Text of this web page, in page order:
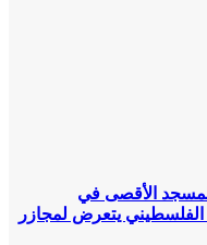
الأقصى في
يتعرض لمجازر